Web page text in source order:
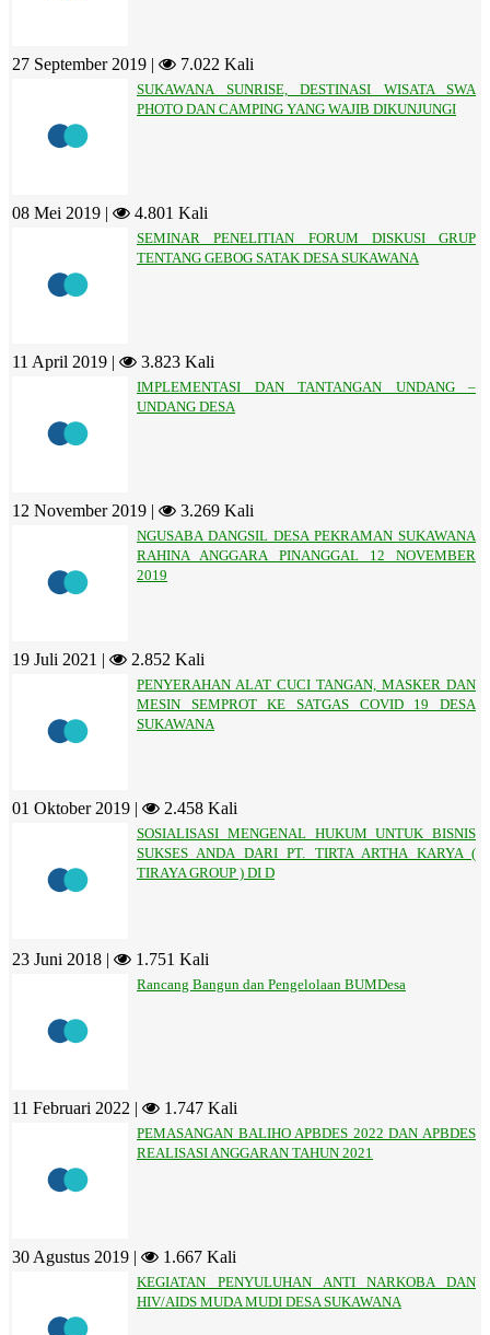
27 September 2019 | 7.022 Kali
SUKAWANA SUNRISE, DESTINASI WISATA SWA
PHOTO DAN CAMPING YANG WAJIB DIKUNJUNGI
08 Mei 2019 | 4.801 Kali
SEMINAR PENELITIAN FORUM DISKUSI GRUP
TENTANG GEBOG SATAK DESA SUKAWANA
11 April 2019 | 3.823 Kali
IMPLEMENTASI DAN TANTANGAN UNDANG –
UNDANG DESA
12 November 2019 | 3.269 Kali
NGUSABA DANGSIL DESA PEKRAMAN SUKAWANA
RAHINA ANGGARA PINANGGAL 12 NOVEMBER
2019
19 Juli 2021 | 2.852 Kali
PENYERAHAN ALAT CUCI TANGAN, MASKER DAN
MESIN SEMPROT KE SATGAS COVID 19 DESA
SUKAWANA
01 Oktober 2019 | 2.458 Kali
SOSIALISASI MENGENAL HUKUM UNTUK BISNIS
SUKSES ANDA DARI PT. TIRTA ARTHA KARYA (
TIRAYA GROUP ) DI D
23 Juni 2018 | 1.751 Kali
Rancang Bangun dan Pengelolaan BUMDesa
11 Februari 2022 | 1.747 Kali
PEMASANGAN BALIHO APBDES 2022 DAN APBDES
REALISASI ANGGARAN TAHUN 2021
30 Agustus 2019 | 1.667 Kali
KEGIATAN PENYULUHAN ANTI NARKOBA DAN
HIV/AIDS MUDA MUDI DESA SUKAWANA